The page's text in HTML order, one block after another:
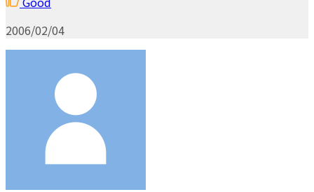
2006/02/04